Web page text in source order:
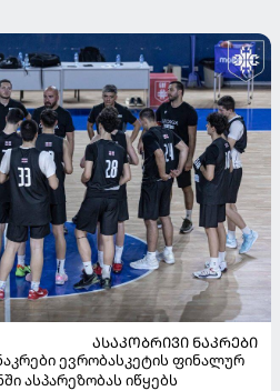
ᲐᲡᲐᲙᲝᲑᲠᲘᲕᲘ ᲜᲐᲙᲠᲔᲑᲘ
ევრობასკეტის ფინალურ
ასპარეზობას იწყებს